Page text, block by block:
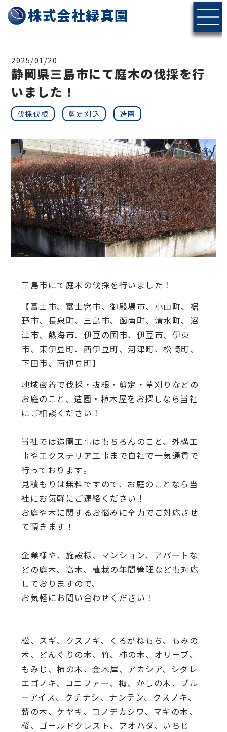
株式会社緑真園
2025/01/20
静岡県三島市にて庭木の伐採を行
いました！
伐採伐根 剪定刈込 造園
三島市にて庭木の伐採を行いました！
【富士市、富士宮市、御殿場市、小山町、裾
野市、長泉町、三島市、函南町、清水町、沼
津市、熱海市、伊豆の国市、伊豆市、伊東
市、東伊豆町、西伊豆町、河津町、松崎町、
下田市、南伊豆町】
地域密着で伐採・抜根・剪定・草刈りなどの
お庭のこと、造園・ 植木屋をお探しなら当社
にご相談ください！
当社では造園工事はもちろんのこと、 外構工
事やエクステリア工事まで自社で一気通貫で
行っております。
見積もりは無料ですので、 お庭のことなら当
社にお気軽にご連絡ください！
お庭や木に関するお悩みに全力でご対応させ
て頂きます！
企業様や、施設様、マンション、アパートな
どの庭木、高木、植栽の年間管理なども対応
しておりますので、
お気軽にお問い合わせください！
松、スギ、クスノキ、くろがねもち、もみの
木、どんぐりの木、 竹、柿の木、オリーブ、
もみじ、柿の木、金木犀、アカシア、 シダレ
エゴノキ、コニファー、梅、かしの木、ブル
ーアイス、 クチナシ、ナンテン、クスノキ、
薪の木、ケヤキ、コノデカシワ、マキの木、
桜、 ゴールドクレスト、アオハダ、いちじ